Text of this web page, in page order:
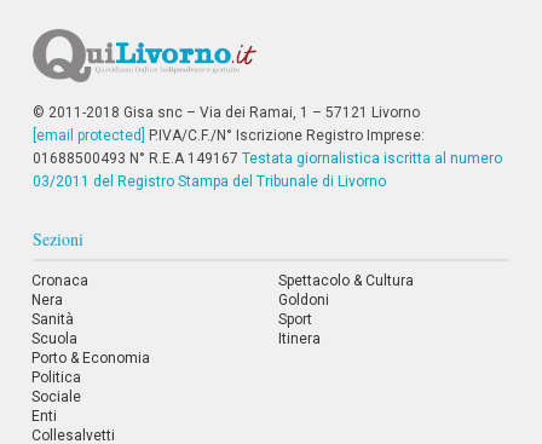
© 2011-2018 Gisa snc – Via dei Ramai, 1 – 57121 Livorno
[email protected]
P.IVA/C.F./N° Iscrizione Registro Imprese:
01688500493 N° R.E.A 149167 Testata giornalistica iscritta al numero
03/2011 del Registro Stampa del Tribunale di Livorno
Sezioni
Cronaca
Nera
Sanità
Scuola
Porto & Economia
Politica
Sociale
Enti
Collesalvetti
Spettacolo & Cultura
Goldoni
Sport
Itinera